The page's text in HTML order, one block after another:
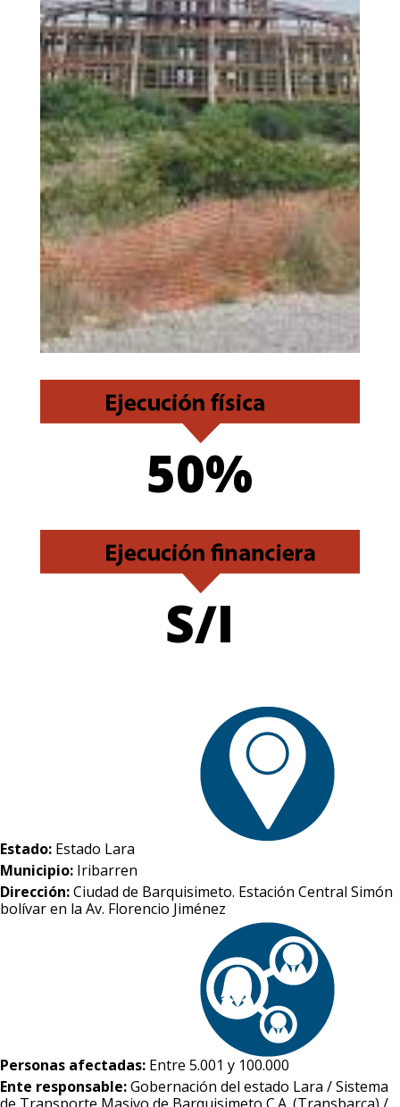
50%
S/I
Estado: Estado Lara
Municipio: Iribarren
Dirección:Ciudad de Barquisimeto. Estación Central Simón
bolívar en la Av. Florencio Jiménez
Personas afectadas: Entre 5.001 y 100.000
Ente responsable:Gobernación del estado Lara / Sistema